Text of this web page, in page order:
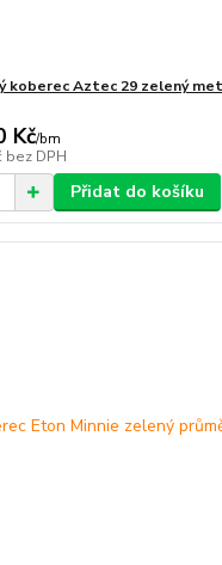
koberec Aztec 29 zelený
Kč/bm
bez DPH
Přidat do košíku